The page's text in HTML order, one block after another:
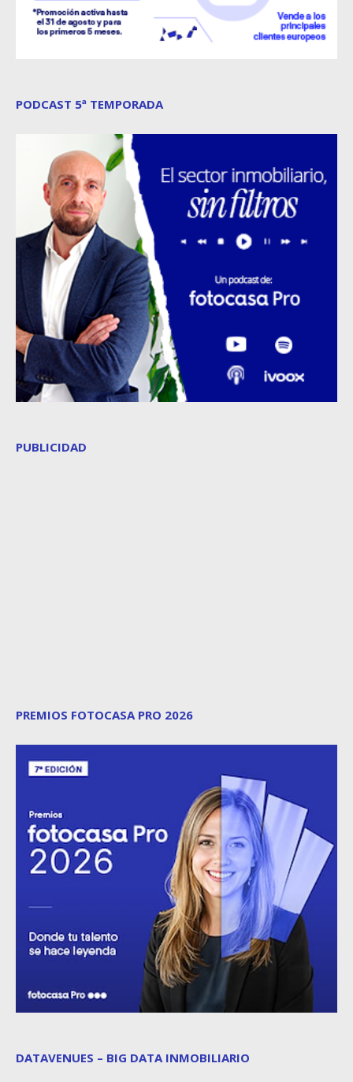
PODCAST 5ª TEMPORADA
PUBLICIDAD
PREMIOS FOTOCASA PRO 2026
DATAVENUES – BIG DATA INMOBILIARIO